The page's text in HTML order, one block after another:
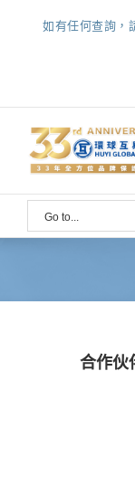
如有任何查詢，
Go to...
合作伙